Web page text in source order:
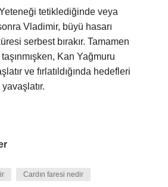
tetiklediğinde veya
Vladimir, büyü hasarı
serbest bırakır. Tamamen
Kan Yağmuru
ve fırlatıldığında hedefleri
Cardın faresi nedir